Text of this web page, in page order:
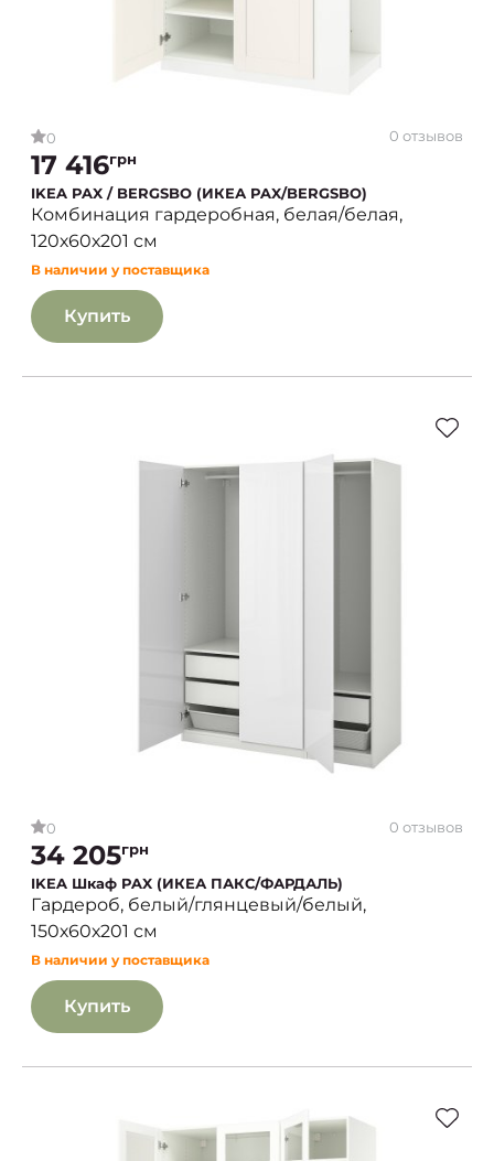
0 0 отзывов
17 416грн
IKEA PAX / BERGSBO (ИКЕА PAX/BERGSBO)
Комбинация гардеробная, белая/белая,
120х60х201 см
В наличии у поставщика
Купить
0 0 отзывов
34 205грн
IKEA Шкаф PAX (ИКЕА ПАКС/ФАРДАЛЬ)
Гардероб, белый/глянцевый/белый,
150х60х201 см
В наличии у поставщика
Купить